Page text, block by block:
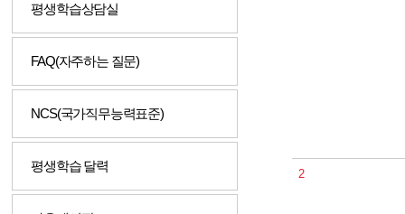
평생학습상담실
FAQ(자주하는 질문)
NCS(국가직무능력표준)
평생학습 달력
2